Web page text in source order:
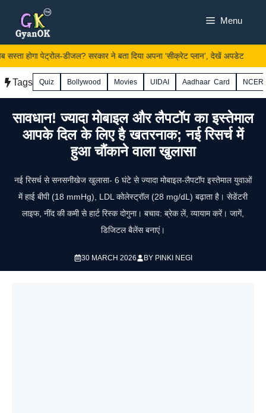
content
Menu
होगा पेट्रोल-डीजल? सरकार ने बता दिया अपना ‘सीक्रेट प्लान’, देखें अपडेट
Tags Quiz Bollywood Movies UIDAI Aadhaar Card
सावधान! ज्यादा मोबाइल और लैपटॉप का इस्तेमाल
आपके दिल के लिए है खतरनाक; नई रिसर्च में
हुआ चौंकाने वाला खुलासा
नई रिसर्च से सनसनीखेज खुलासा- 6 घंटे से ज्यादा मोबाइल-लैपटॉप इस्तेमाल युवाओं
में हाई बीपी (18 mmHg), LDL कोलेस्ट्रॉल (28 mg/dL) बढ़ाता है। सेडेंटरी
लाइफ, नींद की कमी से हार्ट रिस्क दोगुना। बचाव: ब्रेक लें, व्यायाम करें। जागें,
डिजिटल बैलेंस बनाएं।
30 MARCH 2026 BY PINKI NEGI